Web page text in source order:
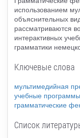
использованием
объяснительных
рассматриваются
интерактивных
грамматики
Ключевые слова
мультимедийная
учебные программы
грамматические
Список